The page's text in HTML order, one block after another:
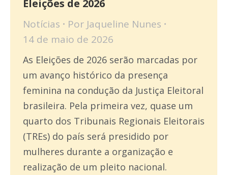
Eleições de 2026
Notícias Por Jaqueline Nunes
14 de maio de 2026
As Eleições de 2026 serão marcadas por
um avanço histórico da presença
feminina na condução da Justiça Eleitoral
brasileira. Pela primeira vez, quase um
quarto dos Tribunais Regionais Eleitorais
(TREs) do país será presidido por
mulheres durante a organização e
realização de um pleito nacional.